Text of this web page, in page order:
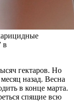
в
гектаров. Но
назад. Весна
в конце марта.
спящие всю